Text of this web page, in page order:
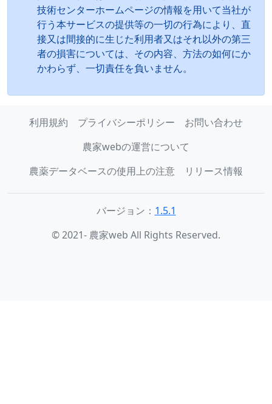
技術センターホームページの情報を用いて当社が
行う本サービスの提供等の一切の行為により、直
接又は間接的に生じた利用者又はそれ以外の第三
者の損害については、その内容、方法の如何にか
かわらず、一切責任を負いません。
利用規約 プライバシーポリシー
お問い合わせ
農家webの運営について
農薬データベースの使用上の注意
リリース情報
バージョン： 1.5.1
© 2021- 農家web All Rights Reserved.